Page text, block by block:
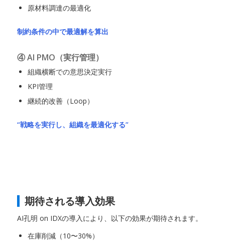
原材料調達の最適化
制約条件の中で最適解を算出
④ AI PMO（実行管理）
組織横断での意思決定実行
KPI管理
継続的改善（Loop）
“戦略を実行し、組織を最適化する”
期待される導入効果
AI孔明 on IDXの導入により、以下の効果が期待されます。
在庫削減（10〜30%）